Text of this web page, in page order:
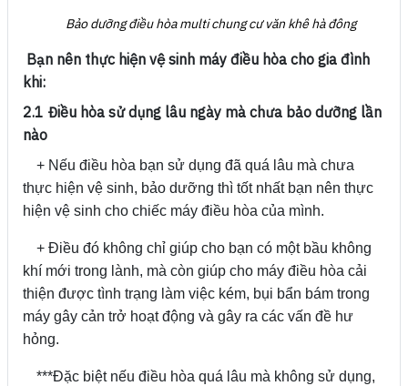
Bảo dưỡng điều hòa multi chung cư văn khê hà đông
Bạn nên thực hiện vệ sinh máy điều hòa cho gia đình
khi:
2.1 Điều hòa sử dụng lâu ngày mà chưa bảo dưỡng lần
nào
+ Nếu điều hòa bạn sử dụng đã quá lâu mà chưa
thực hiện vệ sinh, bảo dưỡng thì tốt nhất bạn nên thực
hiện vệ sinh cho chiếc máy điều hòa của mình.
+ Điều đó không chỉ giúp cho bạn có một bầu không
khí mới trong lành, mà còn giúp cho máy điều hòa cải
thiện được tình trạng làm việc kém, bụi bẩn bám trong
máy gây cản trở hoạt động và gây ra các vấn đề hư
hỏng.
***Đặc biệt nếu điều hòa quá lâu mà không sử dụng,